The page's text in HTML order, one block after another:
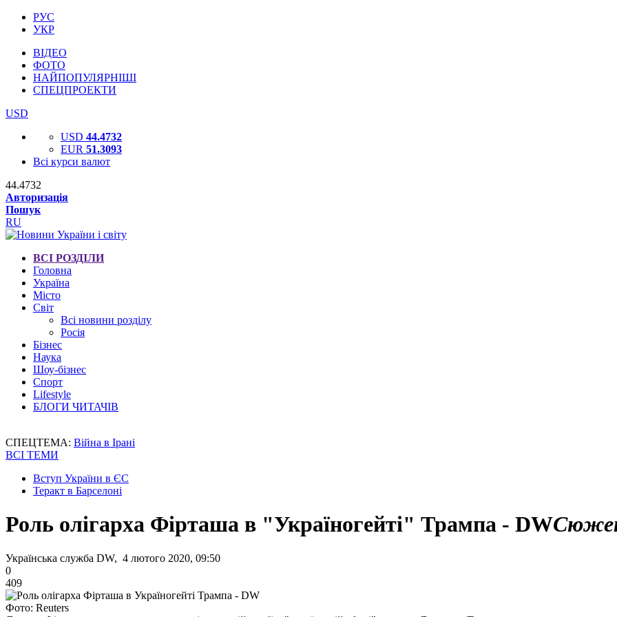
РУС
УКР
ВІДЕО
ФОТО
НАЙПОПУЛЯРНІШІ
СПЕЦПРОЕКТИ
USD
USD 44.4732
EUR 51.3093
Всі курси валют
44.4732
Авторизація
Пошук
RU
ВСІ РОЗДІЛИ
Головна
Україна
Місто
Світ
Всі новини розділу
Росія
Бізнес
Наука
Шоу-бізнес
Спорт
Lifestyle
БЛОГИ ЧИТАЧІВ
СПЕЦТЕМА: Війна в Ірані
ВСІ ТЕМИ
Вступ України в ЄС
Теракт в Барселоні
Роль олігарха Фірташа в "Україногейті" Трампа - DW
Українська служба DW, 4 лютого 2020, 09:50
0
409
Фото: Reuters